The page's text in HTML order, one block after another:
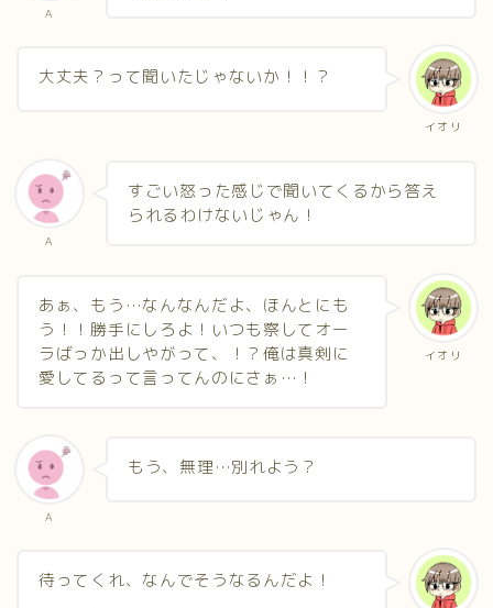
A
イオリ
大丈夫？って聞いたじゃないか！！？
A
すごい怒った感じで聞いてくるから答え
られるわけないじゃん！
イオリ
あぁ、もう…なんなんだよ、ほんとにも
う！！勝手にしろよ！いつも察してオー
ラばっか出しやがって、！？俺は真剣に
愛してるって言ってんのにさぁ…！
A
もう、無理…別れよう？
待ってくれ、なんでそうなるんだよ！